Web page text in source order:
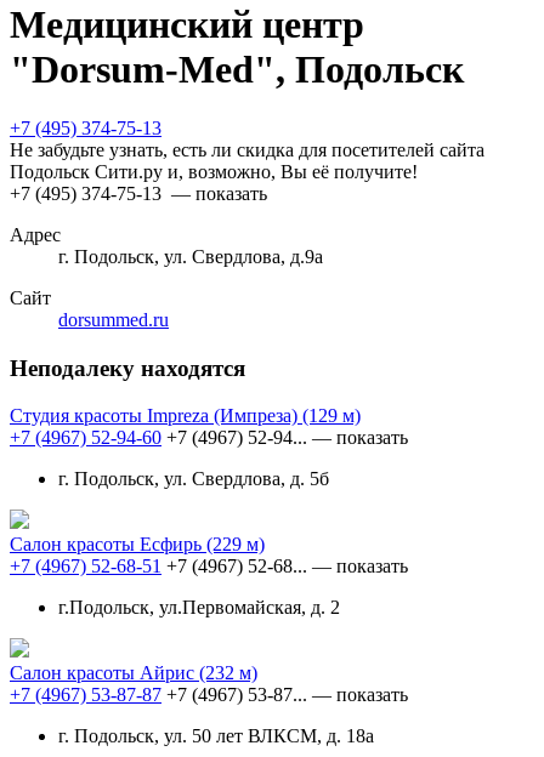
Медицинский центр
"Dorsum-Med", Подольск
+7 (495) 374-75-13
Не забудьте узнать, есть ли скидка для посетителей сайта
Подольск Сити.ру и, возможно, Вы её получите!
+7 (495) 374-75-13 — показать
Адрес
г. Подольск, ул. Свердлова, д.9а
Сайт
dorsummed.ru
Неподалеку находятся
Студия красоты Impreza (Импреза) (129 м)
+7 (4967) 52-94-60 +7 (4967) 52-94... — показать
г. Подольск, ул. Свердлова, д. 5б
Салон красоты Есфирь (229 м)
+7 (4967) 52-68-51 +7 (4967) 52-68... — показать
г.Подольск, ул.Первомайская, д. 2
Салон красоты Айрис (232 м)
+7 (4967) 53-87-87 +7 (4967) 53-87... — показать
г. Подольск, ул. 50 лет ВЛКСМ, д. 18а